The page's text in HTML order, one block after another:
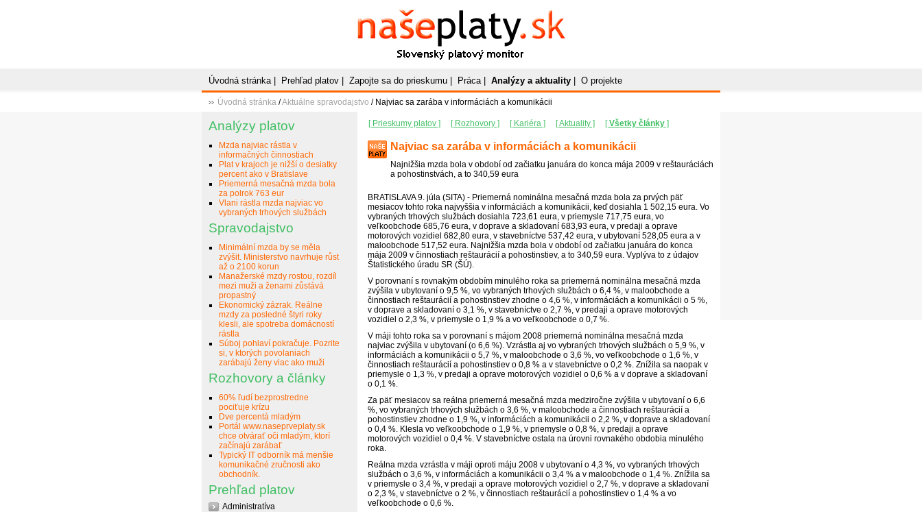
NašePlaty.sk
Slovenský platový monitor
Úvodná stránka| Prehľad platov Zapojte sa do prieskumu Práca| Analýzy a aktuality O projekte
Úvodná stránka /Aktuálne spravodajstvo / Najviac sa zarába v informáciách a komunikácii
Analýzy platov
Mzda najviac rástla v
informačných činnostiach
Plat v krajoch je nižší o desiatky
percent ako v Bratislave
Priemerná mesačná mzda bola
za polrok 763 eur
Vlani rástla mzda najviac vo
vybraných trhových službách
Spravodajstvo
Minimální mzda by se měla
zvýšit. Ministerstvo navrhuje růst
až o 2100 korun
Manažerské mzdy rostou, rozdíl
mezi muži a ženami zůstává
propastný
Ekonomický zázrak. Reálne
mzdy za posledné štyri roky
klesli, ale spotreba domácností
rástla
Súboj pohlaví pokračuje. Pozrite
si, v ktorých povolaniach
zarábajú ženy viac ako muži
Rozhovory a články
60% ľudí bezprostredne
pociťuje krízu
Dve percentá mladým
Portál www.naseprveplaty.sk
chce otvárať oči mladým, ktorí
začínajú zarábať
Typický IT odborník má menšie
komunikačné zručnosti ako
obchodník.
Prehľad platov
Administratíva
[ Prieskumy platov ] [ Rozhovory ] [ Kariéra ] [ Aktuality ] [Všetky články]
Najviac sa zarába v informáciách a komunikácii
Najnižšia mzda bola v období od začiatku januára do konca mája 2009 v reštauráciách
a pohostinstvách, a to 340,59 eura
BRATISLAVA 9. júla (SITA) - Priemerná nominálna mesačná mzdabola za prvých päť
mesiacov tohto roka najvyššia v informáciách a komunikácii, keď dosiahla 1 502,15 eura. Vo
vybraných trhových službách dosiahla 723,61 eura, v priemysle 717,75 eura, vo
veľkoobchode 685,76 eura, v doprave a skladovaní 683,93 eura, v predaji a oprave
motorových vozidiel 682,80 eura, v stavebníctve 537,42 eura, v ubytovaní 528,05 eura a v
maloobchode 517,52 eura. Najnižšia mzdabola v období od začiatku januára do konca
mája 2009 v činnostiach reštaurácií a pohostinstiev, a to 340,59 eura. Vyplýva to z údajov
Štatistického úradu SR (ŠÚ).
V porovnaní s rovnakým obdobím minulého roka sa priemerná nominálna mesačná mzda
zvýšila v ubytovaní o 9,5 %, vo vybraných trhových službách o 6,4 %, v maloobchode a
činnostiach reštaurácií a pohostinstiev zhodne o 4,6 %, v informáciách a komunikácii o 5 %,
v doprave a skladovaní o 3,1 %, v stavebníctve o 2,7 %, v predaji a oprave motorových
vozidiel o 2,3 %, v priemysle o 1,9 % a vo veľkoobchode o 0,7 %.
V máji tohto roka sa v porovnaní s májom 2008 priemerná nominálna mesačná mzda
najviac zvýšila v ubytovaní (o 6,6 %). Vzrástla aj vo vybraných trhových službách o 5,9 %, v
informáciách a komunikácii o 5,7 %, v maloobchode o 3,6 %, vo veľkoobchode o 1,6 %, v
činnostiach reštaurácií a pohostinstiev o 0,8 % a v stavebníctve o 0,2 %. Znížila sa naopak v
priemysle o 1,3 %, v predaji a oprave motorových vozidiel o 0,6 % a v doprave a skladovaní
o 0,1 %.
Za päť mesiacov sa reálna priemerná mesačná mzdamedziročne zvýšila v ubytovaní o 6,6
%, vo vybraných trhových službách o 3,6 %, v maloobchode a činnostiach reštaurácií a
pohostinstiev zhodne o 1,9 %, v informáciách a komunikácii o 2,2 %, v doprave a skladovaní
o 0,4 %. Klesla vo veľkoobchode o 1,9 %, v priemysle o 0,8 %, v predaji a oprave
motorových vozidiel o 0,4 %. V stavebníctve ostala na úrovni rovnakého obdobia minulého
roka.
Reálna mzdavzrástla v máji oproti máju 2008 v ubytovaní o 4,3 %, vo vybraných trhových
službách o 3,6 %, v informáciách a komunikácii o 3,4 % a v maloobchode o 1,4 %. Znížila sa
v priemysle o 3,4 %, v predaji a oprave motorových vozidiel o 2,7 %, v doprave a skladovaní
o 2,3 %, v stavebníctve o 2 %, v činnostiach reštaurácií a pohostinstiev o 1,4 % a vo
veľkoobchode o 0,6 %.